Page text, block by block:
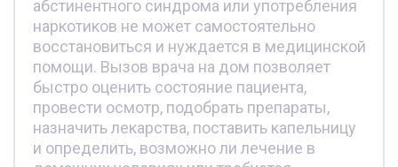
абстинентного синдрома или употребления
наркотиков не может самостоятельно
восстановиться и нуждается в медицинской
помощи. Вызов врача на дом позволяет
быстро оценить состояние пациента,
провести осмотр, подобрать препараты,
назначить лекарства, поставить капельницу
и определить, возможно ли лечение в